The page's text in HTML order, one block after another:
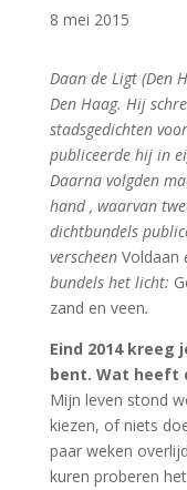
8 mei 2015
Daan de Ligt (Den
Den Haag. Hij
stadsgedichten
publiceerde hij in
Daarna volgden
hand , waarvan
dichtbundels
verscheen Voldaan
bundels het licht:
zand en veen.
Eind 2014
bent. Wat heeft
Mijn leven stond
kiezen, of niets
paar weken
kuren proberen